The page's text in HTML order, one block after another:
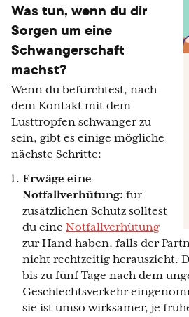
Was tun, wenn du dir
Sorgen um eine
Schwangerschaft
machst?
Wenn du befürchtest, nach
dem Kontakt mit dem
Lusttropfen schwanger zu
sein, gibt es einige mögliche
nächste Schritte:
Erwäge eine
Notfallverhütung: für
zusätzlichen Schutz solltest
du eine Notfallverhütung
zur Hand haben, falls der
nicht rechtzeitig herauszieht.
bis zu fünf Tage nach dem
Geschlechtsverkehr
sie ist umso wirksamer, je